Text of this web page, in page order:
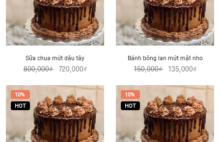
Sữa chua mứt dâu tây
800,000₫ 720,000₫
Bánh bông lan mứt mật nho
150,000₫ 135,000₫
10%
HOT
10%
HOT